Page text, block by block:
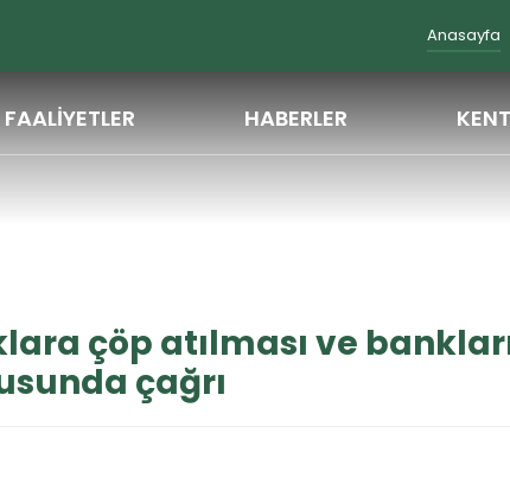
Anasayfa
FAALİYETLER HABERLER
çöp atılması ve
çağrı